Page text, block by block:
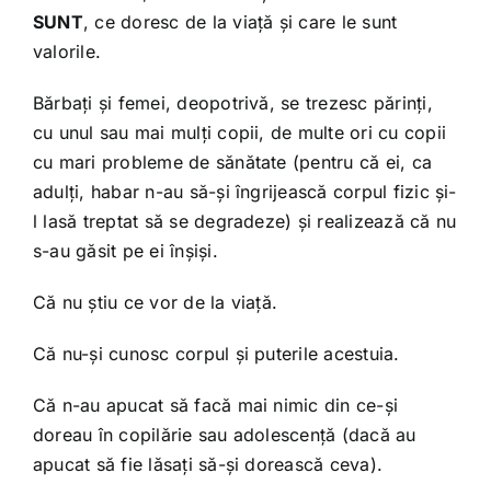
SUNT, ce doresc de la viață și care le sunt
valorile.
Bărbați și femei, deopotrivă, se trezesc părinți,
cu unul sau mai mulți copii, de multe ori cu copii
cu mari probleme de sănătate (pentru că ei, ca
adulți, habar n-au să-și îngrijească corpul fizic și-
l lasă treptat să se degradeze) și realizează că nu
s-au găsit pe ei înșiși.
Că nu știu ce vor de la viață.
Că nu-și cunosc corpul și puterile acestuia.
Că n-au apucat să facă mai nimic din ce-și
doreau în copilărie sau adolescență (dacă au
apucat să fie lăsați să-și dorească ceva).